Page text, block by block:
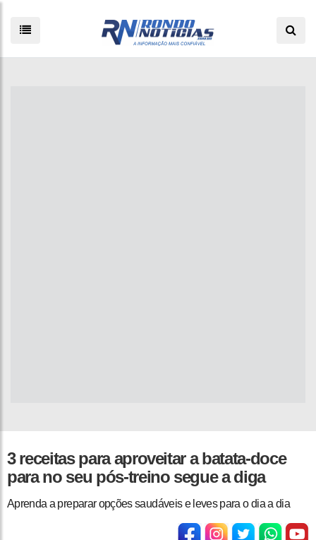
3 receitas para aproveitar a batata-doce
para no seu pós-treino segue a diga
Aprenda a preparar opções saudáveis e leves para o dia a dia